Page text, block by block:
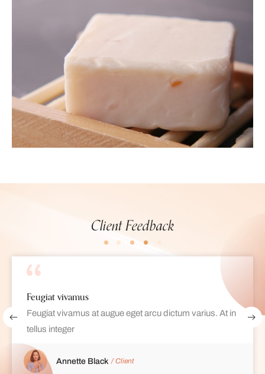
Client Feedback
Feugiat vivamus
Feugiat vivamus at augue eget arcu dictum varius. At in
tellus integer
Annette Black / Client